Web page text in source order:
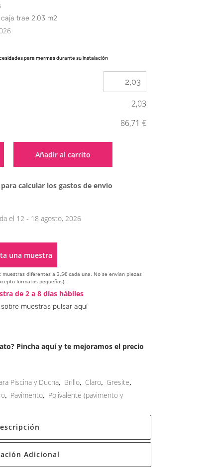
trae 2.03 m2
para mermas durante su instalación
2,03
86,71 €
Añadir al carrito
calcular los gastos de envío
el 12 - 18 agosto, 2026
una muestra
diferentes a 3,5€ cada una. No se envían piezas
formatos pequeños).
Alternative:
de 2 a 8 días hábiles
muestras pulsar aquí
Pincha aquí y te mejoramos el precio
Piscina y Ducha, Brillo, Claro, Gresite,
, Pavimento, Polivalente (pavimento y
Adicional